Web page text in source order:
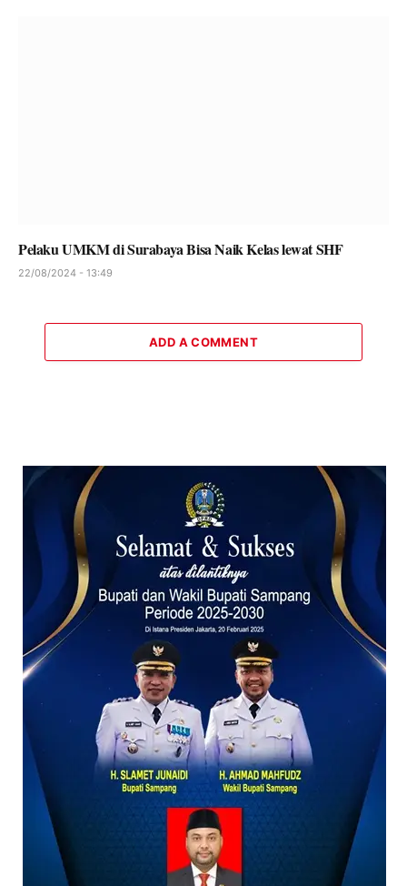
Pelaku UMKM di Surabaya Bisa Naik Kelas lewat SHF
22/08/2024 - 13:49
ADD A COMMENT